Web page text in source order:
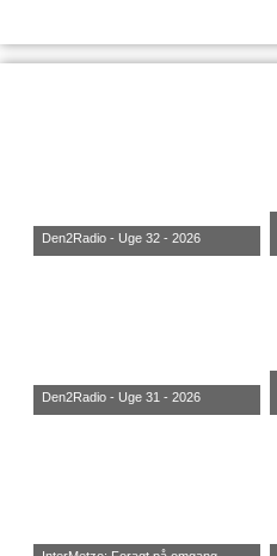
Den2Radio - Uge 32 - 2026
Den2Radio - Uge 31 - 2026